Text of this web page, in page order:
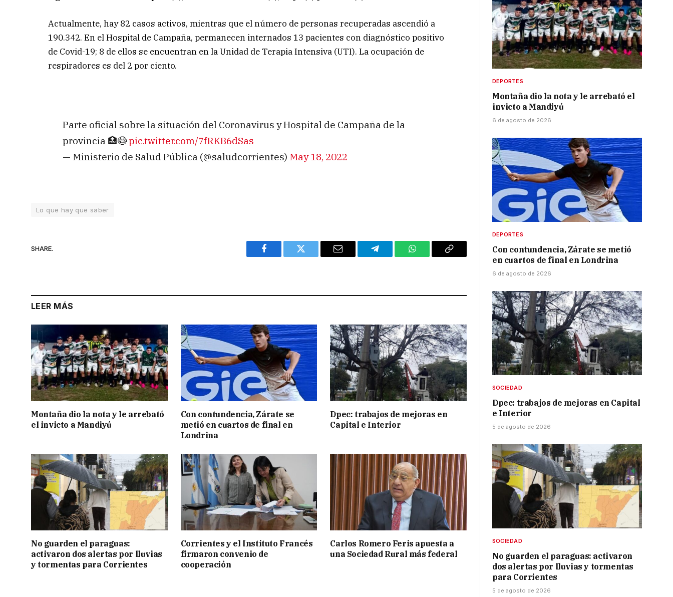
Actualmente, hay 82 casos activos, mientras que el número de personas recuperadas ascendió a
190.342. En el Hospital de Campaña, permanecen internados 13 pacientes con diagnóstico positivo
de Covid-19; 8 de ellos se encuentran en la Unidad de Terapia Intensiva (UTI). La ocupación de
respiradores es del 2 por ciento.
Parte oficial sobre la situación del Coronavirus y Hospital de Campaña de la
provincia 🏥😷pic.twitter.com/7fRKB6dSas
— Ministerio de Salud Pública (@saludcorrientes) May 18, 2022
Lo que hay que saber
SHARE.
Facebook Twitter Email Telegram WhatsAppCopy
LEER MÁS
Montaña dio la nota y le arrebató
el invicto a Mandiyú
Con contundencia, Zárate se
metió en cuartos de final en
Londrina
Dpec: trabajos de mejoras en
Capital e Interior
No guarden el paraguas:
activaron dos alertas por lluvias
y tormentas para Corrientes
Corrientes y el Instituto Francés
firmaron convenio de
cooperación
Carlos Romero Feris apuesta a
una Sociedad Rural más federal
DEPORTES
Montaña dio la nota y le arrebató el
invicto a Mandiyú
6 de agosto de 2026
DEPORTES
Con contundencia, Zárate se metió
en cuartos de final en Londrina
6 de agosto de 2026
SOCIEDAD
Dpec: trabajos de mejoras en Capital
e Interior
5 de agosto de 2026
SOCIEDAD
No guarden el paraguas: activaron
dos alertas por lluvias y tormentas
para Corrientes
5 de agosto de 2026